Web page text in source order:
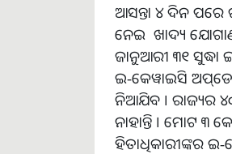
ଆସନ୍ତା ୪ ଦିନ
ନେଇ ଖାଦ୍ୟ ଯୋଗାଣ
ଜାନୁଆରୀ ୩୧
ଇ-କେୱାଇସି
ନିଆଯିବ । ରାଜ୍ୟର
ନାହାନ୍ତି । ମୋଟ ୩
ହିତାଧିକାରୀଙ୍କର